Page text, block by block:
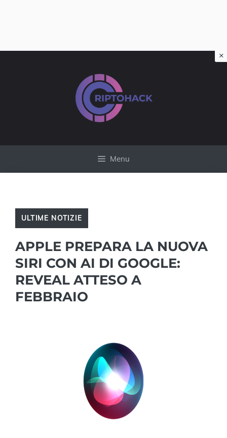
Menu
ULTIME NOTIZIE
APPLE PREPARA LA NUOVA
SIRI CON AI DI GOOGLE:
REVEAL ATTESO A
FEBBRAIO
×